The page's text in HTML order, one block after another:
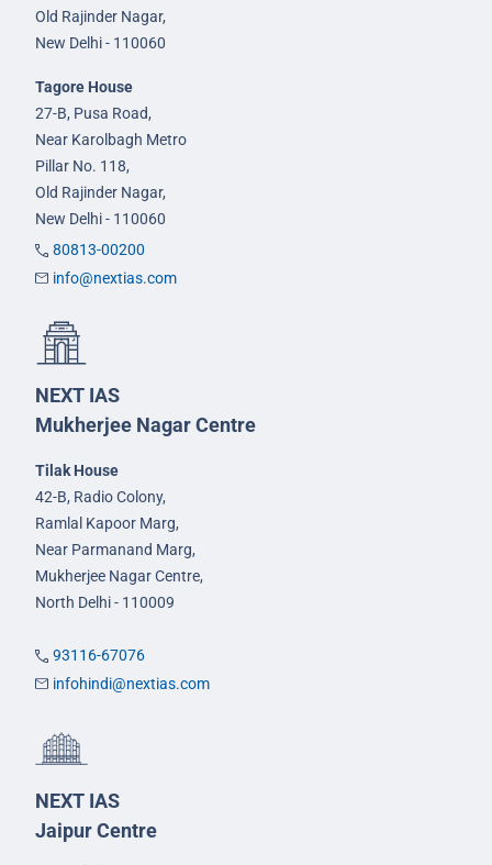
Old Rajinder Nagar,
New Delhi - 110060
Tagore House
27-B, Pusa Road,
Near Karolbagh Metro
Pillar No. 118,
Old Rajinder Nagar,
New Delhi - 110060
80813-00200
info@nextias.com
NEXT IAS
Mukherjee Nagar Centre
Tilak House
42-B, Radio Colony,
Ramlal Kapoor Marg,
Near Parmanand Marg,
Mukherjee Nagar Centre,
North Delhi - 110009
93116-67076
infohindi@nextias.com
NEXT IAS
Jaipur Centre